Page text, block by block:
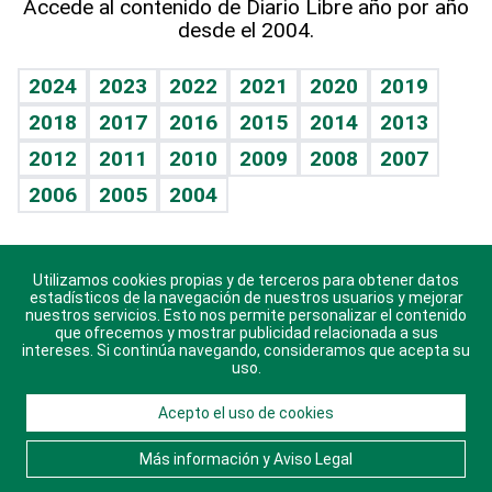
Vida y familia
Eñe
Celebrando la vida
Sin complejos
En pocas palabras
Escuchando al corazón
Economía Personal
TBT Deportivo
Guía del dinero
Horóscopos
Crucigramas
Accede al contenido de Diario Libre año por año
desde el 2004.
2024 2023 2022 2021 2020
2019
2018
2017 2016 2015 2014
2013
2012
2011 2010 2009 2008
2007
2006
2005 2004
Descarga nuestras aplicaciones para Android, iOS y
sistema Huawei.
© 2021 Diario Libre, todos los derechos reservados.
Consulta elAviso Legal. Ponte en Contacto
nosotros y conoce más sobre Diario Libre
Utilizamos cookies propias y de terceros para obtener datos
estadísticos de la navegación de nuestros usuarios y mejorar
nuestros servicios. Esto nos permite personalizar el contenido
que ofrecemos y mostrar publicidad relacionada a sus
intereses. Si continúa navegando, consideramos que acepta su
uso.
Acepto el uso de cookies
Más información y Aviso Legal